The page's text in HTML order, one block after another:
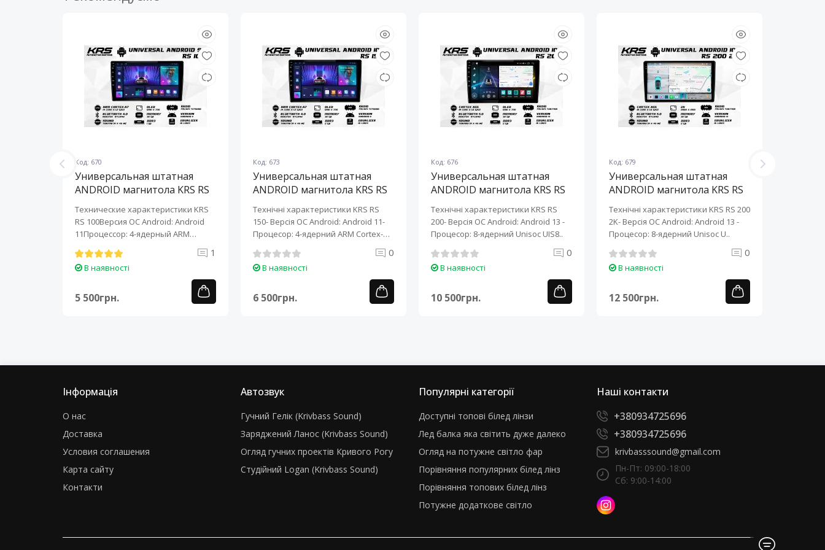
Код: 670
Универсальная штатная
ANDROID магнитола KRS RS
Технические характеристики KRS
RS 100Версия ОС Android: Android
11Процессор: 4-ядерный ARM
1
В наявності
5 500грн.
Код: 673
Универсальная штатная
ANDROID магнитола KRS RS
Технічні характеристики KRS RS
150- Версія ОС Android: Android 11-
Процесор: 4-ядерний ARM Cortex-
0
В наявності
6 500грн.
Код: 676
Универсальная штатная
ANDROID магнитола KRS RS
Технічні характеристики KRS RS
200- Версія ОС Android: Android 13 ​-
Процесор: 8-ядерний Unisoc UIS8..
0
В наявності
10 500грн.
Код: 679
Универсальная штатная
ANDROID магнитола KRS RS
Технічні характеристики KRS RS 200
2K- Версія ОС Android: Android 13 ​-
Процесор: 8-ядерний Unisoc U..
0
В наявності
12 500грн.
Інформація
О нас
Доставка
Условия соглашения
Карта сайту
Контакти
Автозвук
Гучний Гелік (Krivbass Sound)
Заряджений Ланос (Krivbass Sound)
Огляд гучних проектів Кривого Рогу
Студійний Logan (Krivbass Sound)
Популярні категорії
Доступні топові білед лінзи
Лед балка яка світить дуже далеко
Огляд на потужне світло фар
Порівняння популярних білед лінз
Порівняння топових білед лінз
Потужне додаткове світло
Наші контакти
+380934725696
+380934725696
krivbasssound@gmail.com
Пн-Пт: 09:00-18:00
Сб: 9:00-14:00